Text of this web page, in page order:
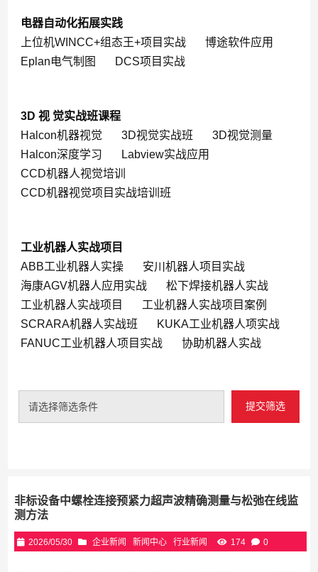
电器自动化拓展实践
上位机WINCC+组态王+项目实战
博途软件应用
Eplan电气制图
DCS项目实战
3D 视 觉实战班课程
Halcon机器视觉
3D视觉实战班
3D视觉测量
Halcon深度学习
Labview实战应用
CCD机器人视觉培训
CCD机器视觉项目实战培训班
工业机器人实战项目
ABB工业机器人实操
安川机器人项目实战
海康AGV机器人应用实战
松下焊接机器人实战
工业机器人实战项目
工业机器人实战项目案例
SCRARA机器人实战班
KUKA工业机器人项实战
FANUC工业机器人项目实战
协助机器人实战
请选择筛选条件 提交筛选
非标设备中螺栓连接预紧力超声波精确测量与松弛在线监
测方法
2026/05/30 企业新闻 新闻中心 行业新闻 174 0